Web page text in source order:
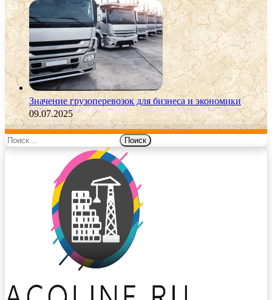
Значение грузоперевозок для бизнеса и экономики
09.07.2025
Найти: